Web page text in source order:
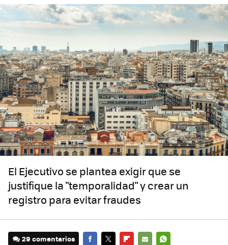
El Ejecutivo se plantea exigir que se
justifique la "temporalidad" y crear un
registro para evitar fraudes
29 comentarios